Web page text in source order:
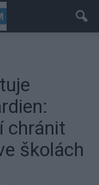
chránit
školách